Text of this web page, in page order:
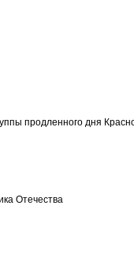
продленного дня
Отечества